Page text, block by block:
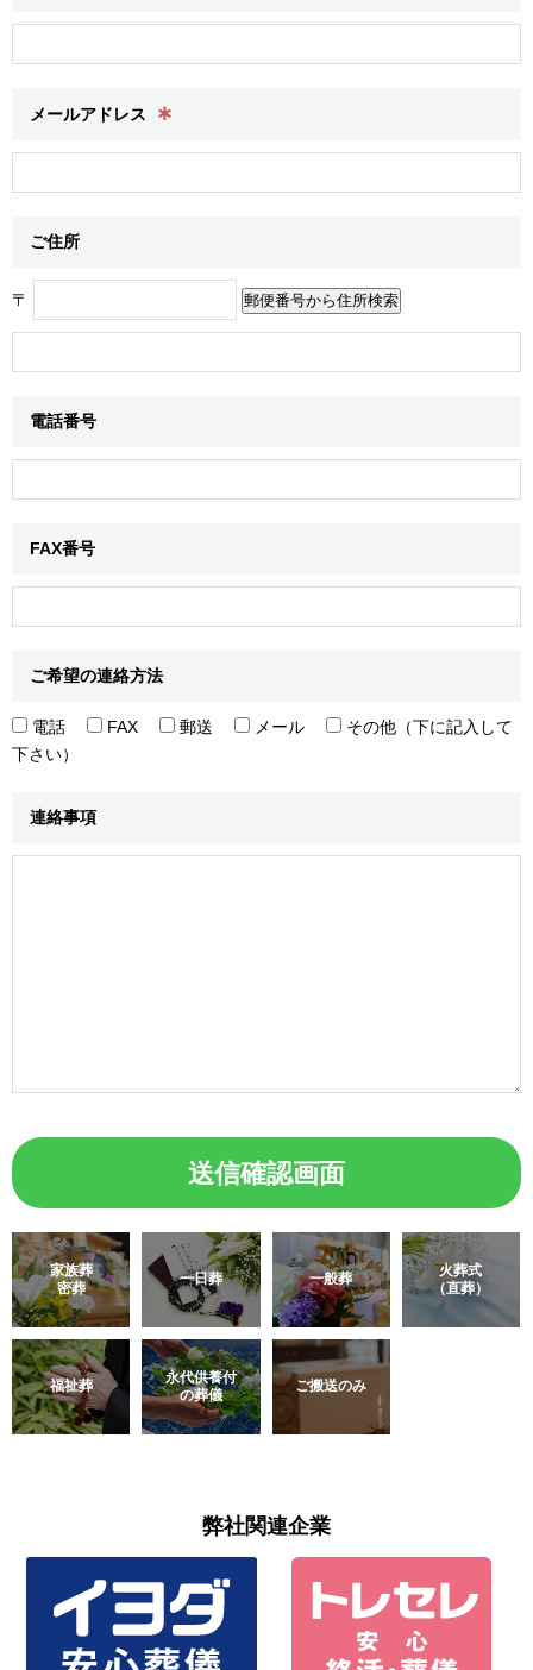
メールアドレス ∗
ご住所
〒
電話番号
FAX番号
ご希望の連絡方法
電話 FAX 郵送 メール
その他（下に記入して
下さい）
連絡事項
家族葬
密葬
一日葬 一般葬
火葬式
（直葬）
福祉葬
永代供養付
の葬儀
ご搬送のみ
弊社関連企業